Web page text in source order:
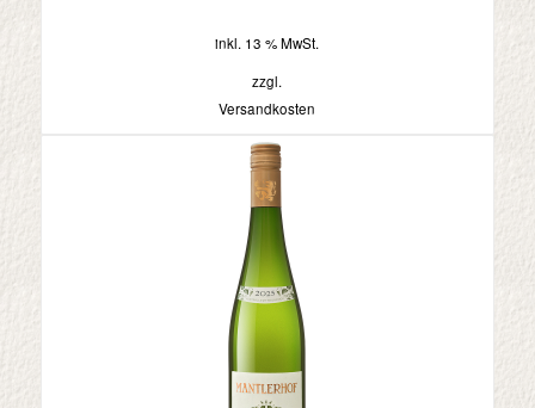
inkl. 13 % MwSt.
zzgl.
Versandkosten